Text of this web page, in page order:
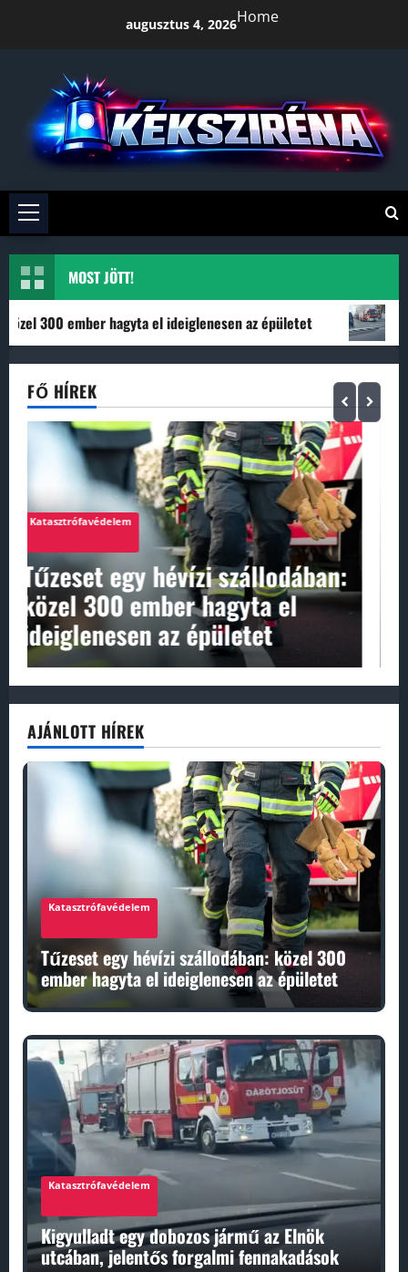
augusztus 4, 2026Home
Primary
MOST JÖTT!
hagyta el ideiglenesen az épületet Kigyulladt
FŐ HÍREK
Katasztrófavédelem
Kigyulladt egy dobozos jármű
az Elnök utcában, jelentős
forgalmi fennakadások
AJÁNLOTT HÍREK
Katasztrófavédelem
Tűzeset egy hévízi szállodában: közel 300
ember hagyta el ideiglenesen az épületet
Katasztrófavédelem
Kigyulladt egy dobozos jármű az Elnök
utcában, jelentős forgalmi fennakadások